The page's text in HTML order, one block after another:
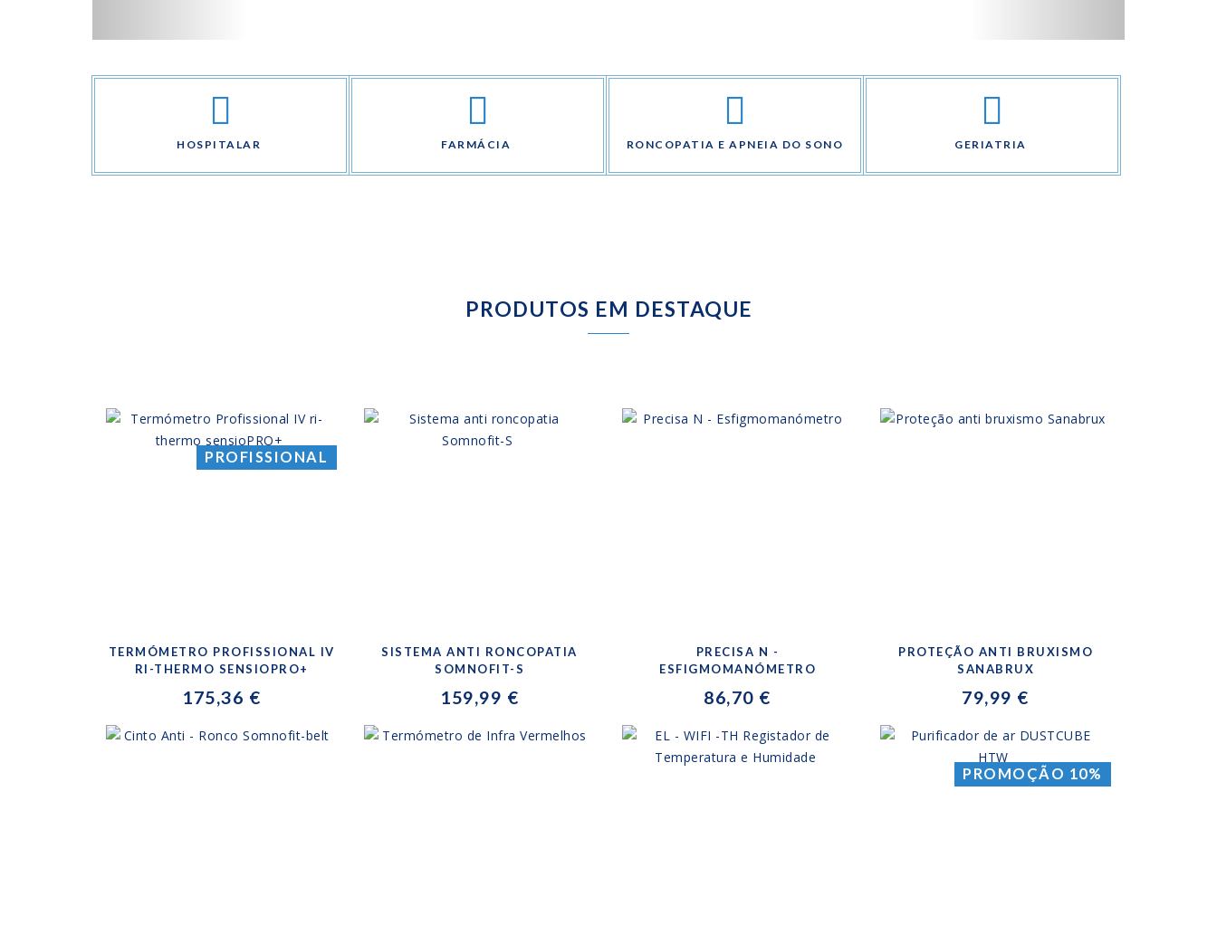
HOSPITALAR FARMÁCIA RONCOPATIA E APNEIA DO SONO GERIATRIA
PRODUTOS EM DESTAQUE
PROFISSIONAL
TERMÓMETRO PROFISSIONAL IV
RI-THERMO SENSIOPRO+
175,36 €
SISTEMA ANTI RONCOPATIA
SOMNOFIT-S
159,99 €
PRECISA N -
ESFIGMOMANÓMETRO
86,70 €
PROTEÇÃO ANTI BRUXISMO
SANABRUX
79,99 €
PROMOÇÃO 10%